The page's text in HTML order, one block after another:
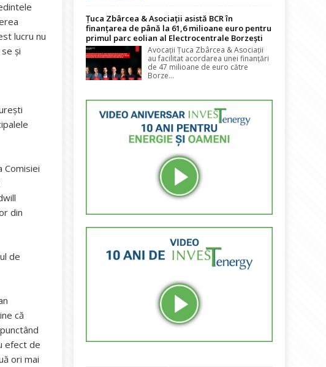
lucru nu
și
din
de
că
efect de
ori mai
Țuca Zbârcea & Asociații asistă BCR în
finanțarea de până la 61,6 milioane euro pentru
primul parc eolian al Electrocentrale Borzești
Avocații Țuca Zbârcea & Asociații
au facilitat acordarea unei finanțări
de 47 milioane de euro către
Borze...